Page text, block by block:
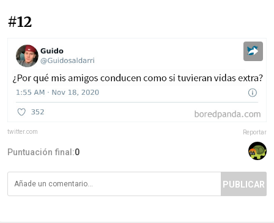
#12
twitter.com Reportar
Puntuación final:0
PUBLICAR